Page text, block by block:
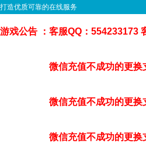
打造优质可靠的在线服务
游戏公告 ： 客服QQ：554233173
微信充值不成功的更换
微信充值不成功的更换
微信充值不成功的更换